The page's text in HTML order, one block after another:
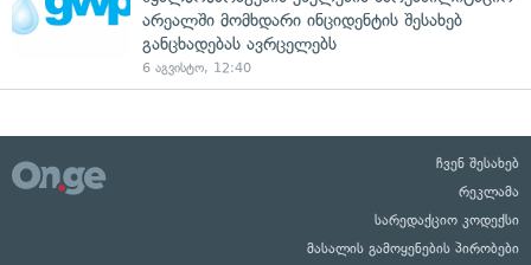
არეალში მომხდარი ინციდენტის შესახებ
განცხადებას ავრცელებს
6 აგვისტო, 12:40
ჩვენ შესახებ
რეკლამა
სარედაქციო კოდექსი
მასალის გამოყენების პირობები